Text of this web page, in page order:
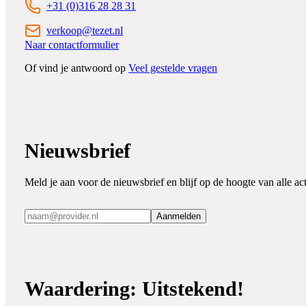
+31 (0)316 28 28 31
verkoop@tezet.nl
Naar contactformulier
Of vind je antwoord op Veel gestelde vragen
Nieuwsbrief
Meld je aan voor de nieuwsbrief en blijf op de hoogte van alle
Aanmelden
Waardering: Uitstekend!